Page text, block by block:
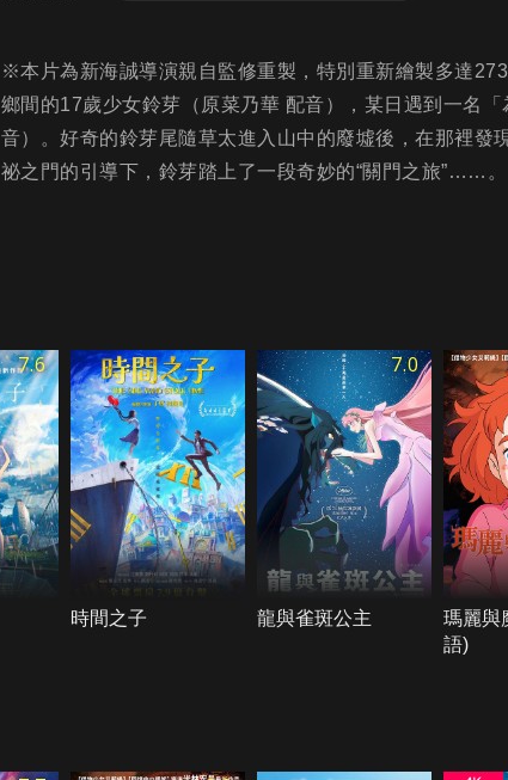
※本片為新海誠導演親自監修重製，特別重新繪製多達
鄉間的17歲少女鈴芽（原菜乃華 配音），某日遇到一名
音）。好奇的鈴芽尾隨草太進入山中的廢墟後，在那裡
祕之門的引導下，鈴芽踏上了一段奇妙的“關門之旅”……。
7.6
時間之子
7.0
龍與雀斑公主
瑪麗與
語)